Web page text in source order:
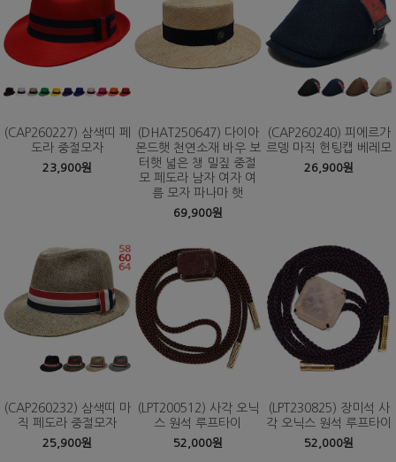
(CAP260227) 삼색띠 페
도라 중절모자
23,900원
(DHAT250647) 다이아
몬드햇 천연소재 바우 보
터햇 넓은 챙 밀짚 중절
모 페도라 남자 여자 여
름 모자 파나마 햇
69,900원
(CAP260240) 피에르가
르뎅 마직 헌팅캡 베레모
26,900원
(CAP260232) 삼색띠 마
직 페도라 중절모자
25,900원
(LPT200512) 사각 오닉
스 원석 루프타이
52,000원
(LPT230825) 장미석 사
각 오닉스 원석 루프타이
52,000원